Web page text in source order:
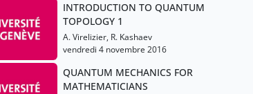
INTRODUCTION TO QUANTUM
TOPOLOGY 1
A. Virelizier, R. Kashaev
vendredi 4 novembre 2016
QUANTUM MECHANICS FOR
MATHEMATICIANS